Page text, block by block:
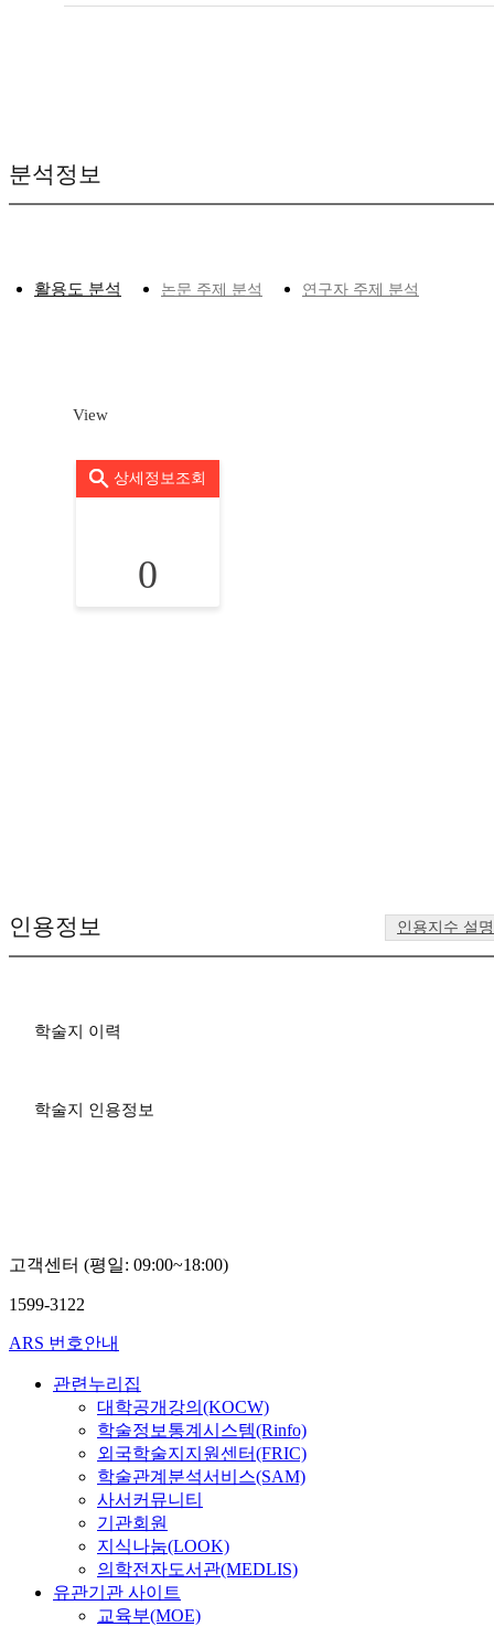
분석정보
활용도 분석 논문 주제 분석 연구자 주제 분석
View
상세정보조회
0
인용정보 인용지수 설
학술지 이력
학술지 인용정보
고객센터 (평일: 09:00~18:00)
1599-3122
ARS 번호안내
관련누리집
대학공개강의(KOCW)
학술정보통계시스템(Rinfo)
외국학술지지원센터(FRIC)
학술관계분석서비스(SAM)
사서커뮤니티
기관회원
지식나눔(LOOK)
의학전자도서관(MEDLIS)
유관기관 사이트
교육부(MOE)